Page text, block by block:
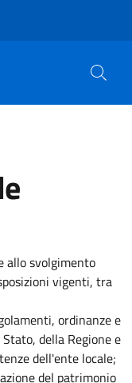
allo svolgimento
vigenti, tra
ordinanze e
della Regione e
dell'ente locale;
del patrimonio